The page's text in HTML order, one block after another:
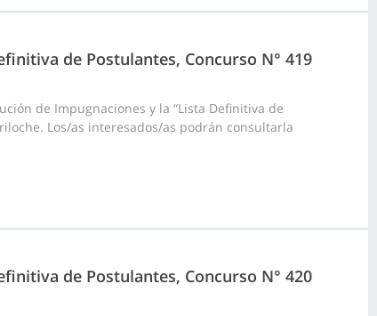
de Postulantes, Concurso N° 419
de Impugnaciones y la “Lista Definitiva de
Los/as interesados/as podrán consultarla
de Postulantes, Concurso N° 420